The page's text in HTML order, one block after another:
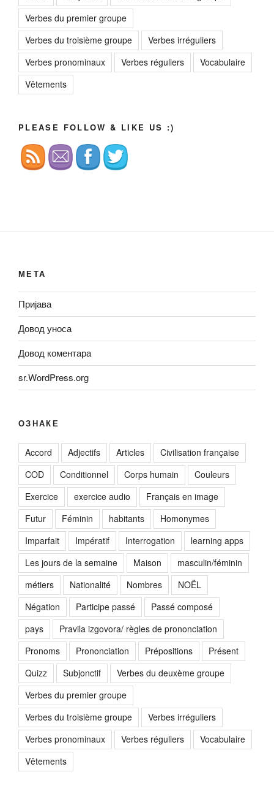
Verbes du premier groupe
Verbes du troisième groupe
Verbes irréguliers
Verbes pronominaux
Verbes réguliers
Vocabulaire
Vêtements
PLEASE FOLLOW & LIKE US :)
МЕТА
Пријава
Довод уноса
Довод коментара
sr.WordPress.org
ОЗНАКЕ
Accord Adjectifs Articles
Civilisation française
COD
Conditionnel Corps humain
Couleurs
Exercice
exercice audio
Français en image
Futur
Féminin habitants
Homonymes
Imparfait
Impératif Interrogation
learning apps
Les jours de la semaine
Maison
masculin/féminin
métiers
Nationalité Nombres
NOËL
Négation
Participe passé
Passé composé
pays
Pravila izgovora/ règles de prononciation
Pronoms
Prononciation Prépositions
Présent
Quizz
Subjonctif
Verbes du deuxème groupe
Verbes du premier groupe
Verbes du troisième groupe
Verbes irréguliers
Verbes pronominaux
Verbes réguliers
Vocabulaire
Vêtements